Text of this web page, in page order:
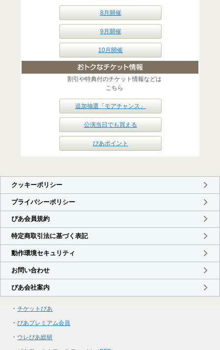
8月開催
9月開催
10月開催
割引や特典付のチケット情報などは
こちら
追加抽選「モアチャンス」
公演当日でも買える
ぴあポイント
・チケットぴあ
・ぴあプレミアム会員
・ ウレぴあ総研